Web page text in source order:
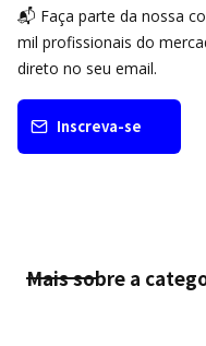
📬 Faça parte da nossa
mil profissionais do
direto no seu email.
Inscreva-se
Mais sobre a